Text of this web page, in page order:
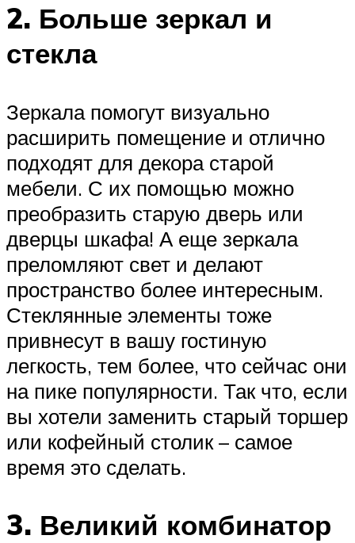
2. Больше зеркал и
стекла
Зеркала помогут визуально
расширить помещение и отлично
подходят для декора старой
мебели. С их помощью можно
преобразить старую дверь или
дверцы шкафа! А еще зеркала
преломляют свет и делают
пространство более интересным.
Стеклянные элементы тоже
привнесут в вашу гостиную
легкость, тем более, что сейчас они
на пике популярности. Так что, если
вы хотели заменить старый торшер
или кофейный столик – самое
время это сделать.
3. Великий комбинатор